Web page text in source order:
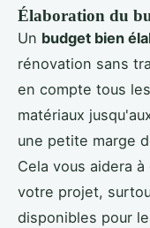
Élaboration du
Un budget bien
rénovation sans
en compte tous
matériaux
une petite marge
Cela vous aidera
votre projet,
disponibles pour